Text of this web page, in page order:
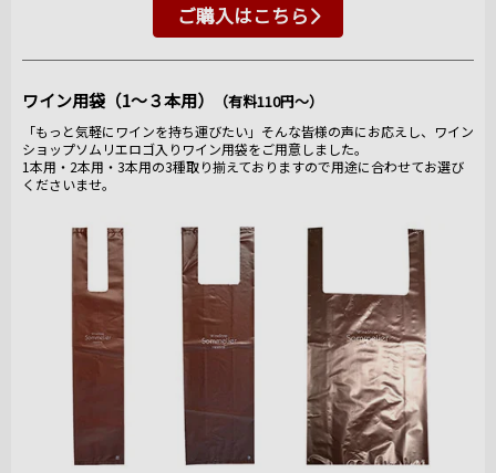
ご購入はこちら
ワイン用袋（1～３本用） （有料110円～）
「もっと気軽にワインを持ち運びたい」そんな皆様の声にお応えし、ワイン
ショップソムリエロゴ入りワイン用袋をご用意しました。
1本用・2本用・3本用の3種取り揃えておりますので用途に合わせてお選び
くださいませ。